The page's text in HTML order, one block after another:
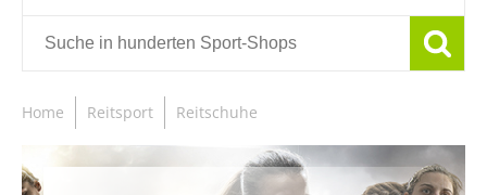
Home Reitsport Reitschuhe